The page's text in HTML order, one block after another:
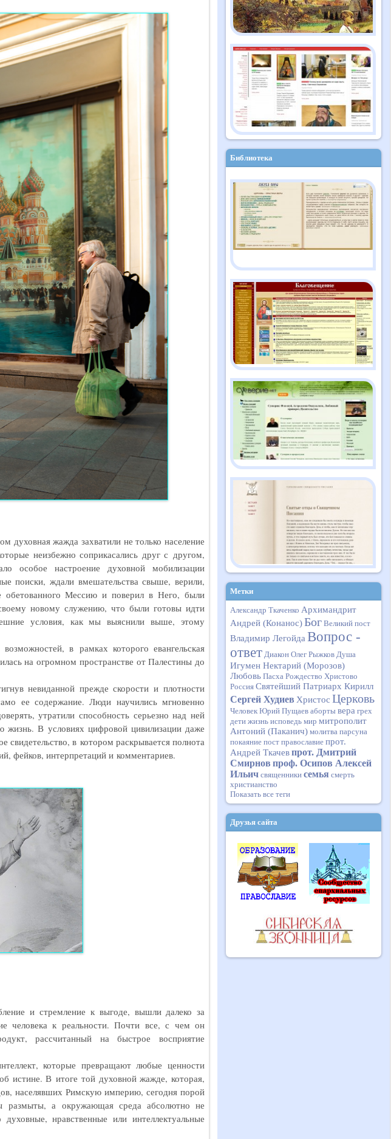
духовная жажда захватили не только население
неизбежно соприкасались друг с другом,
особое настроение духовной мобилизации
поиски, ждали вмешательства свыше, верили,
обетованного Мессию и поверил в Него, были
новому служению, что были готовы идти
условия, как мы выяснили выше, этому
в рамках которого евангельская
на огромном пространстве от Палестины до
невиданной прежде скорости и плотности
ее содержание. Люди научились мгновенно
утратили способность серьезно над ней
жизнь. В условиях цифровой цивилизации даже
свидетельство, в котором раскрывается полнота
фейков, интерпретаций и комментариев.
и стремление к выгоде, вышли далеко за
человека к реальности. Почти все, с чем он
рассчитанный на быстрое восприятие
которые превращают любые ценности
истине. В итоге той духовной жажде, которая,
населявших Римскую империю, сегодня порой
размыты, а окружающая среда абсолютно не
нравственные или интеллектуальные
Православный дайджест
"Душа" №11 (183) ноябрь
2025
Православный дайджест
"Душа" №10 (182)
октябрь 2025
Библиотека
Метки
Александр Ткаченко Архимандрит
Андрей (Конанос)Бог Великий пост
Владимир ЛегойдаВопрос -
ответ Диакон Олег Рыжков Душа
Игумен Нектарий (Морозов)
Любовь Пасха Рождество Христово
Россия Святейший Патриарх Кирилл
Сергей Худиев Христос Церковь
Человек Юрий Пущаев аборты вера грех
дети жизнь исповедь мир митрополит
Антоний (Паканич) молитва парсуна
покаяние пост православие прот.
Андрей Ткачевпрот. Дмитрий
Смирнов проф. Осипов Алексей
Ильич священники семья смерть
христианство
Показать все теги
Друзья сайта